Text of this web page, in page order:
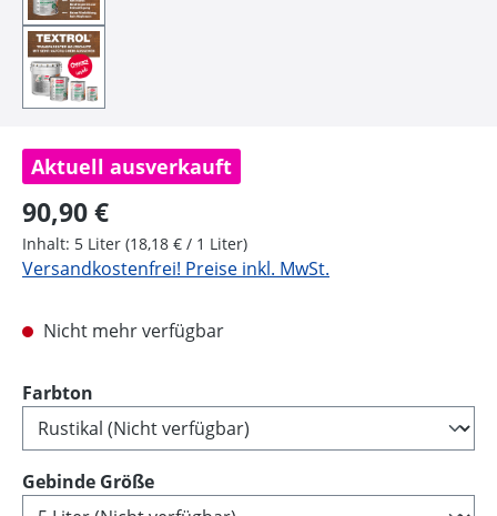
Aktuell ausverkauft
Regulärer Preis:
90,90 €
Inhalt: 5 Liter (18,18 € / 1 Liter)
Versandkostenfrei! Preise inkl. MwSt.
Nicht mehr verfügbar
Farbton
Gebinde Größeauswählen